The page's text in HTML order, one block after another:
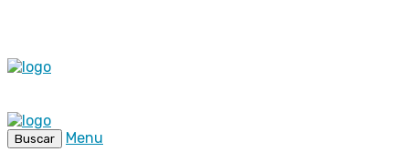
Buscar
Menu